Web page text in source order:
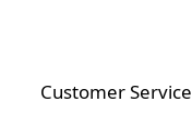
Customer Service